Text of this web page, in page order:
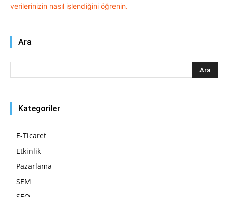
verilerinizin nasıl işlendiğini öğrenin.
Ara
Kategoriler
E-Ticaret
Etkinlik
Pazarlama
SEM